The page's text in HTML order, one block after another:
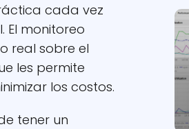
cada vez
El monitoreo
real sobre el
les permite
los costos.
tener un